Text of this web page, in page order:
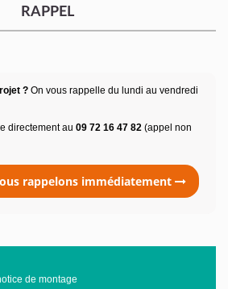
RAPPEL
? On vous rappelle du lundi au vendredi
directement au 09 72 16 47 82 (appel non
rappelons immédiatement
de montage